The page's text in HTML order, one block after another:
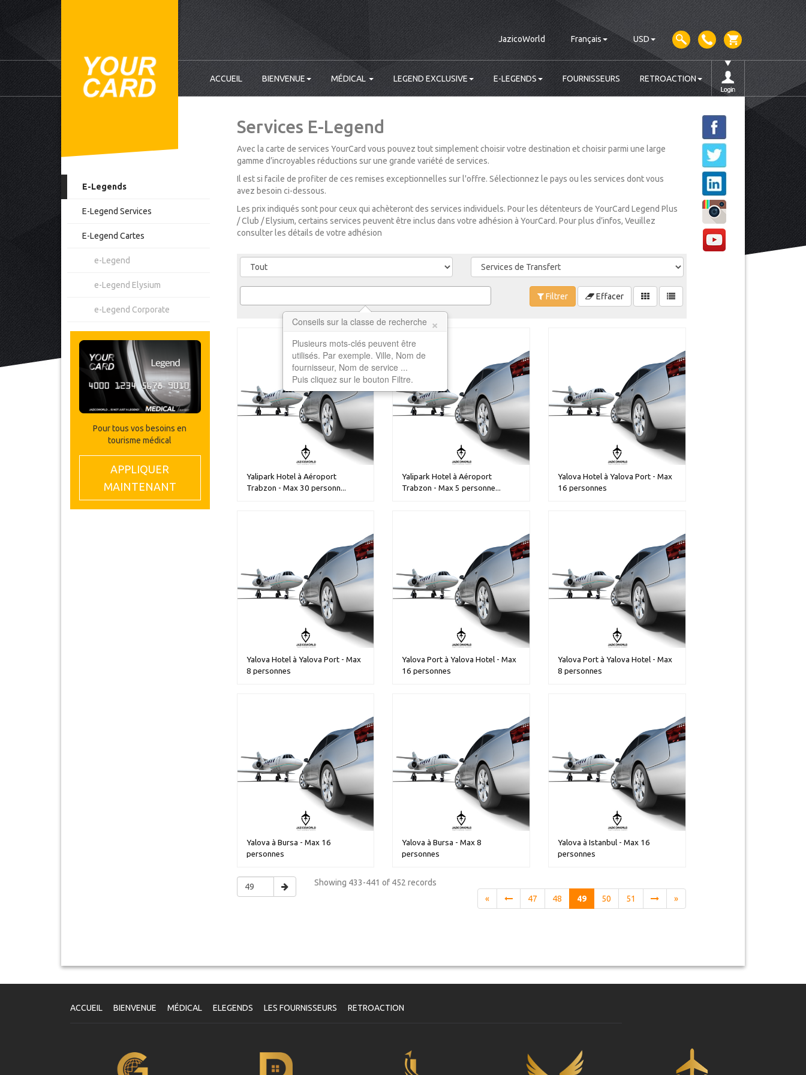
JazicoWorld Français USD
ACCUEIL BIENVENUE MÉDICAL LEGEND EXCLUSIVE E-LEGENDS FOURNISSEURS RETROACTION
E-Legends
E-Legend Services
E-Legend Cartes
e-Legend
e-Legend Elysium
e-Legend Corporate
Pour tous vos besoins en
tourisme médical
APPLIQUER
MAINTENANT
Services E-Legend
Avec la carte de services YourCard vous pouvez tout simplement choisir votre destination et choisir parmi une large
gamme d’incroyables réductions sur une grande variété de services.
Il est si facile de profiter de ces remises exceptionnelles sur l'offre. Sélectionnez le pays ou les services dont vous
avez besoin ci-dessous.
Les prix indiqués sont pour ceux qui achèteront des services individuels. Pour les détenteurs de YourCard Legend Plus
/ Club / Elysium, certains services peuvent être inclus dans votre adhésion à YourCard. Pour plus d’infos, Veuillez
consulter les détails de votre adhésion
Conseils sur la classe de recherche ×
Plusieurs mots-clés peuvent être
utilisés. Par exemple. Ville, Nom de
fournisseur, Nom de service ...
Puis cliquez sur le bouton Filtre.
Filtrer Effacer
Yalipark Hotel à Aéroport
Trabzon - Max 30 personn...
Yalipark Hotel à Aéroport
Trabzon - Max 5 personne...
Yalova Hotel à Yalova Port - Max
16 personnes
Yalova Hotel à Yalova Port - Max
8 personnes
Yalova Port à Yalova Hotel - Max
16 personnes
Yalova Port à Yalova Hotel - Max
8 personnes
Yalova à Bursa - Max 16
personnes
Yalova à Bursa - Max 8
personnes
Yalova à Istanbul - Max 16
personnes
Showing 433-441 of 452 records
«
47 48 49 50 51 »
ACCUEIL BIENVENUE MÉDICAL ELEGENDS LES FOURNISSEURS RETROACTION